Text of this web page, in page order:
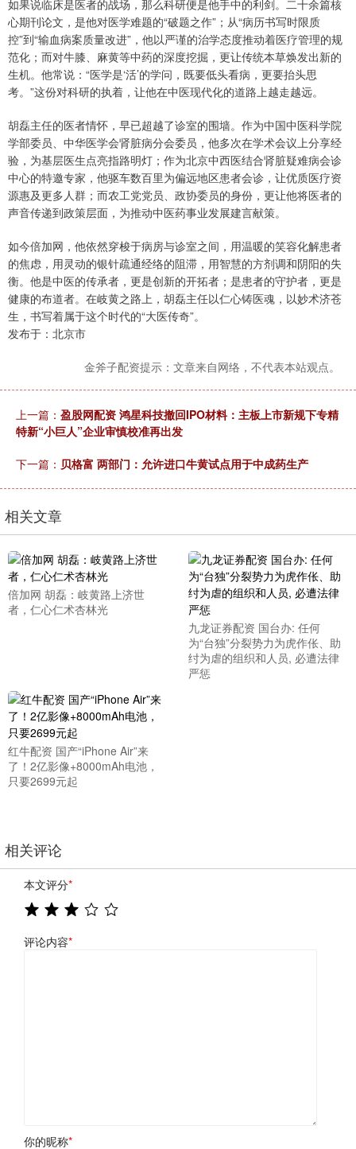
如果说临床是医者的战场，那么科研便是他手中的利剑。二十余篇核
心期刊论文，是他对医学难题的“破题之作”；从“病历书写时限质
控”到“输血病案质量改进”，他以严谨的治学态度推动着医疗管理的规
范化；而对牛膝、麻黄等中药的深度挖掘，更让传统本草焕发出新的
生机。他常说：“医学是‘活’的学问，既要低头看病，更要抬头思
考。”这份对科研的执着，让他在中医现代化的道路上越走越远。
胡磊主任的医者情怀，早已超越了诊室的围墙。作为中国中医科学院
学部委员、中华医学会肾脏病分会委员，他多次在学术会议上分享经
验，为基层医生点亮指路明灯；作为北京中西医结合肾脏疑难病会诊
中心的特邀专家，他驱车数百里为偏远地区患者会诊，让优质医疗资
源惠及更多人群；而农工党党员、政协委员的身份，更让他将医者的
声音传递到政策层面，为推动中医药事业发展建言献策。
如今倍加网，他依然穿梭于病房与诊室之间，用温暖的笑容化解患者
的焦虑，用灵动的银针疏通经络的阻滞，用智慧的方剂调和阴阳的失
衡。他是中医的传承者，更是创新的开拓者；是患者的守护者，更是
健康的布道者。在岐黄之路上，胡磊主任以仁心铸医魂，以妙术济苍
生，书写着属于这个时代的“大医传奇”。
发布于：北京市
金斧子配资提示：文章来自网络，不代表本站观点。
上一篇： 盈股网配资 鸿星科技撤回IPO材料：主板上市新规下专精
特新“小巨人”企业审慎校准再出发
下一篇： 贝格富 两部门：允许进口牛黄试点用于中成药生产
相关文章
倍加网 胡磊：岐黄路上济世
者，仁心仁术杏林光
九龙证券配资 国台办: 任何
为“台独”分裂势力为虎作伥、助
纣为虐的组织和人员, 必遭法律
严惩
红牛配资 国产“iPhone Air”来
了！2亿影像+8000mAh电池，
只要2699元起
相关评论
本文评分*
评论内容*
你的昵称*